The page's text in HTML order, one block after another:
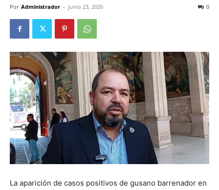
Por Administrador - junio 23, 2026 0
La aparición de casos positivos de gusano barrenador en